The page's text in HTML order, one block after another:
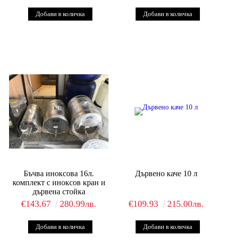
Бъчва иноксова 16л.
комплект с иноксов кран и
дървена стойка
€143.67 280.99лв.
Дървено каче 10 л
€109.93 215.00лв.